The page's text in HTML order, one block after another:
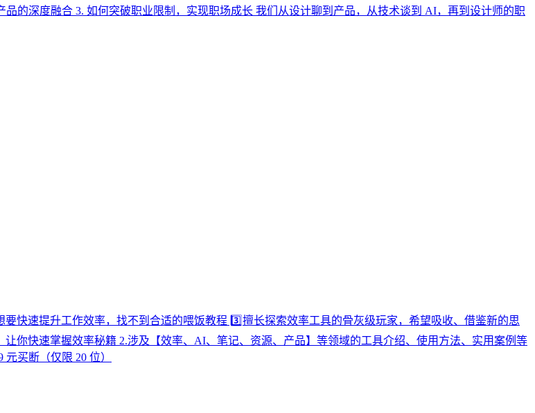
的深度融合 3. 如何突破职业限制，实现职场成长 我们从设计聊到产品，从技术谈到 AI，再到设计师的职
快速提升工作效率，找不到合适的喂饭教程 3️⃣擅长探索效率工具的骨灰级玩家，希望吸收、借鉴新的思
你快速掌握效率秘籍 2.涉及【效率、AI、笔记、资源、产品】等领域的工具介绍、使用方法、实用案例等
买断（仅限 20 位）